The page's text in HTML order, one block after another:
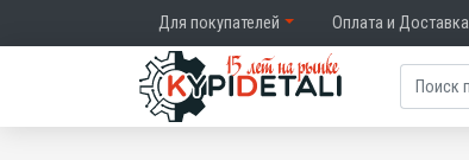
Для покупателей Оплата и Доставка